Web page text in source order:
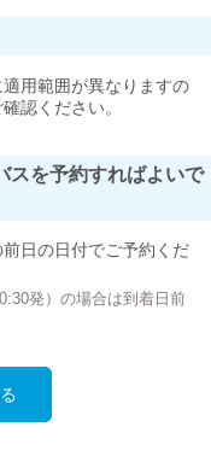
用範囲が異なりますの
認ください。
スを予約すればよいで
日の日付でご予約くだ
発）の場合は到着日前